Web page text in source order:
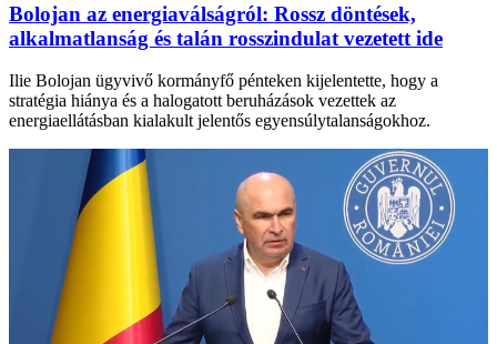
Bolojan az energiaválságról: Rossz döntések,
alkalmatlanság és talán rosszindulat vezetett ide
Ilie Bolojan ügyvivő kormányfő pénteken kijelentette, hogy a
stratégia hiánya és a halogatott beruházások vezettek az
energiaellátásban kialakult jelentős egyensúlytalanságokhoz.